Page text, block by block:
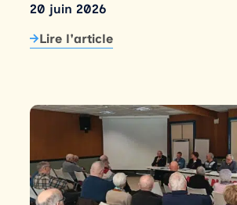
20 juin 2026
Lire l'article